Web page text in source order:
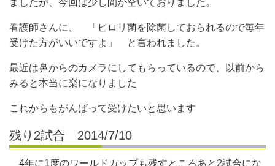
ましたが、今回は少し間が空いておりました。
看護師さんに、 「ピロリ菌を除菌しておられるので毎年
受けた方がいいですよ」 と言われました。
最近は鼻からのカメラにしてもらっているので、以前から
みると本当に楽になりました
これからもがんばって受けたいと思います
残り2試合 2014/7/10
4年に1度のワールドカップも残すところあと2試合にな